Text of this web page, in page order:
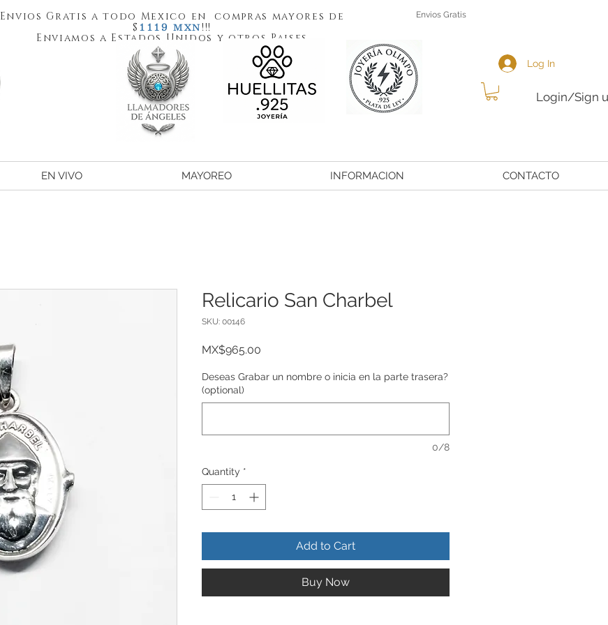
Envios Gratis a todo Mexico en compras mayores de
$ 1119 MXN!!!
Enviamos a Estados Unidos y otros Paises
Envios Gratis
Login/Sign
Log In
EN VIVO MAYOREO INFORMACION CONTACTO
Relicario San Charbel
SKU: 00146
MX$965.00
Deseas Grabar un nombre o inicia en la parte trasera?
(optional)
0/8
Quantity *
Add to Cart
Buy Now